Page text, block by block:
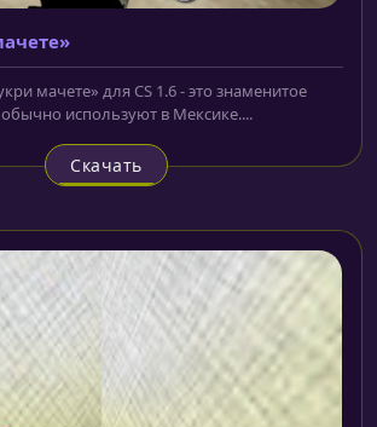
мачете» для CS 1.6 - это знаменитое
используют в Мексике....
Скачать